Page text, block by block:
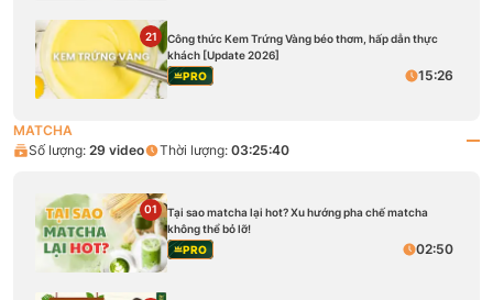
21
Công thức Kem Trứng Vàng béo thơm, hấp dẫn thực
khách [Update 2026]
PRO
15:26
MATCHA
Số lượng: 29 video Thời lượng: 03:25:40
01
Tại sao matcha lại hot? Xu hướng pha chế matcha
không thể bỏ lỡ!
PRO
02:50